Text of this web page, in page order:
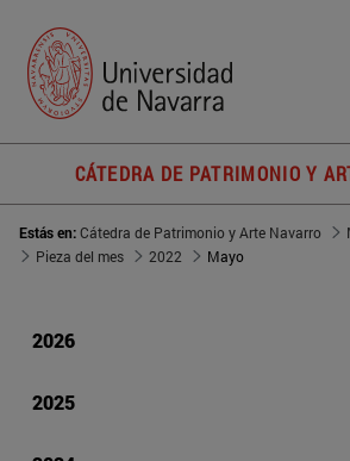
CÁTEDRA DE PATRIMONIO Y
Estás en:Cátedra de Patrimonio y Arte Navarro
Pieza del mes
2022 Mayo
2026
2025